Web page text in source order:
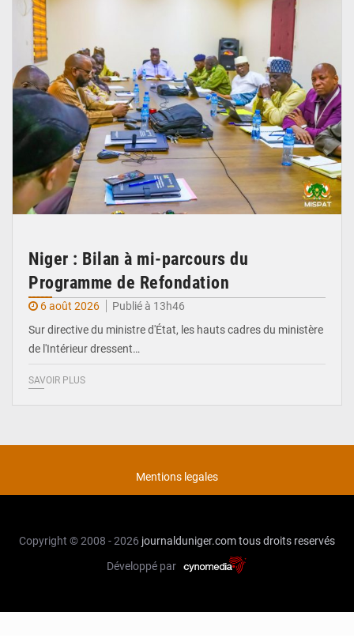
Niger : Bilan à mi-parcours du
Programme de Refondation
6 août 2026
Publié à 13h46
Sur directive du ministre d'État, les hauts cadres du ministère
de l'Intérieur dressent…
SAVOIR PLUS
Mentions legales
Copyright © 2008 - 2026 journalduniger.comtous droits reservés
Développé par